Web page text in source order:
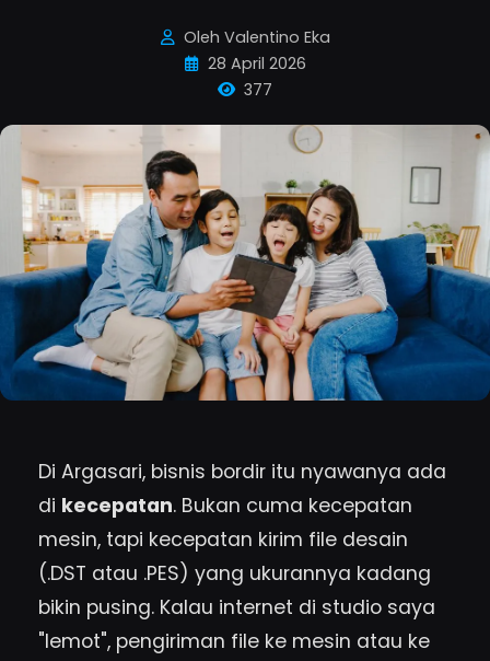
Oleh Valentino Eka
28 April 2026
377
Di Argasari, bisnis bordir itu nyawanya ada
di kecepatan. Bukan cuma kecepatan
mesin, tapi kecepatan kirim file desain
(.DST atau .PES) yang ukurannya kadang
bikin pusing. Kalau internet di studio saya
"lemot", pengiriman file ke mesin atau ke